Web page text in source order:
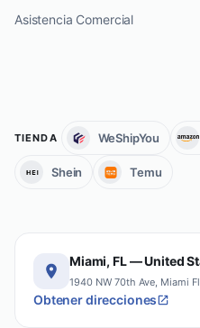
Asistencia Comercial
TIENDA WeShipYou
Shein Temu
Miami, FL — United
1940 NW 70th Ave, Miami
Obtener direcciones